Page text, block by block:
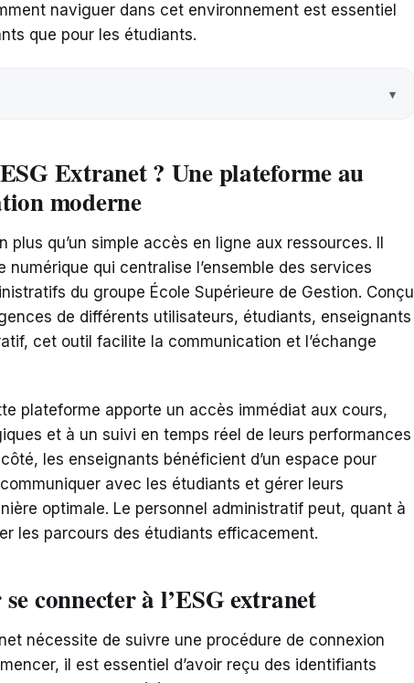
naviguer dans cet environnement est essentiel
que pour les étudiants.
Extranet ? Une plateforme au
moderne
plus qu’un simple accès en ligne aux ressources. Il
numérique qui centralise l’ensemble des services
du groupe École Supérieure de Gestion. Conçu
de différents utilisateurs, étudiants, enseignants
cet outil facilite la communication et l’échange
plateforme apporte un accès immédiat aux cours,
et à un suivi en temps réel de leurs performances
les enseignants bénéficient d’un espace pour
avec les étudiants et gérer leurs
optimale. Le personnel administratif peut, quant à
les parcours des étudiants efficacement.
connecter à l’ESG extranet
nécessite de suivre une procédure de connexion
il est essentiel d’avoir reçu des identifiants